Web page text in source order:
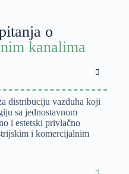
o
kanalima
distribuciju vazduha koji
sa jednostavnom
i estetski privlačno
i komercijalnim